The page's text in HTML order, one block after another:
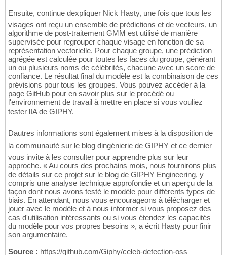
Ensuite, continue dexpliquer Nick Hasty, une fois que tous les
visages ont reçu un ensemble de prédictions et de vecteurs, un
algorithme de post-traitement GMM est utilisé de manière
supervisée pour regrouper chaque visage en fonction de sa
représentation vectorielle. Pour chaque groupe, une prédiction
agrégée est calculée pour toutes les faces du groupe, générant
un ou plusieurs noms de célébrités, chacune avec un score de
confiance. Le résultat final du modèle est la combinaison de ces
prévisions pour tous les groupes. Vous pouvez accéder à la
page GitHub pour en savoir plus sur le procédé ou
l'environnement de travail à mettre en place si vous vouliez
tester lIA de GIPHY.
Dautres informations sont également mises à la disposition de
la communauté sur le blog dingénierie de GIPHY et ce dernier
vous invite à les consulter pour apprendre plus sur leur
approche. « Au cours des prochains mois, nous fournirons plus
de détails sur ce projet sur le blog de GIPHY Engineering, y
compris une analyse technique approfondie et un aperçu de la
façon dont nous avons testé le modèle pour différents types de
biais. En attendant, nous vous encourageons à télécharger et
jouer avec le modèle et à nous informer si vous proposez des
cas d'utilisation intéressants ou si vous étendez les capacités
du modèle pour vos propres besoins », a écrit Hasty pour finir
son argumentaire.
Source : https://github.com/Giphy/celeb-detection-oss